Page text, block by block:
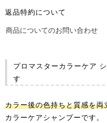
返品特約について
商品についてのお問い合わせ
プロマスターカラーケア
す
カラー後の色持ちと質感を両
カラーケアシャンプーです。